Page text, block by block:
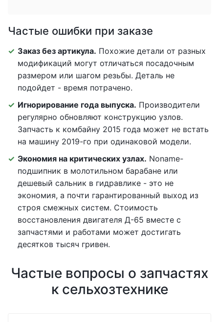
Частые ошибки при заказе
Заказ без артикула. Похожие детали от разных
модификаций могут отличаться посадочным
размером или шагом резьбы. Деталь не
подойдет - время потрачено.
Игнорирование года выпуска. Производители
регулярно обновляют конструкцию узлов.
Запчасть к комбайну 2015 года может не встать
на машину 2019-го при одинаковой модели.
Экономия на критических узлах. Noname-
подшипник в молотильном барабане или
дешевый сальник в гидравлике - это не
экономия, а почти гарантированный выход из
строя смежных систем. Стоимость
восстановления двигателя Д-65 вместе с
запчастями и работами может достигать
десятков тысяч гривен.
Частые вопросы о запчастях
к сельхозтехнике